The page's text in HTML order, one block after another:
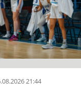
21:44